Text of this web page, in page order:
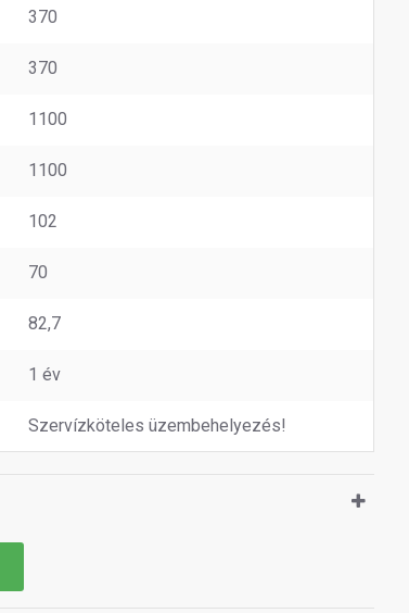
370
370
1100
1100
102
70
82,7
1 év
Szervízköteles üzembehelyezés!